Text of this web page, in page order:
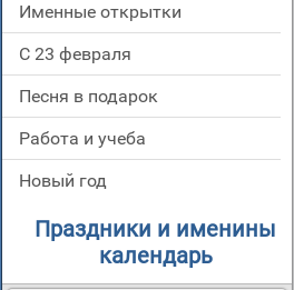
Именные открытки
С 23 февраля
Песня в подарок
Работа и учеба
Новый год
Праздники и именины
календарь